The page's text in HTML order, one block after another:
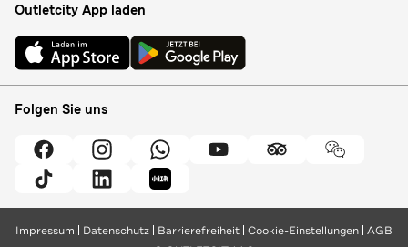
Outletcity App laden
Folgen Sie uns
Impressum Datenschutz Barrierefreiheit Cookie-Einstellungen AGB